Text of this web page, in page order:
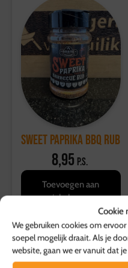
Cookie
We gebruiken cookies om
soepel mogelijk draait. Als je
website, gaan we er vanuit dat
Retourvoorwaarden:
Herroepingsrecht geldt
Voor overige producten
dagen, waarbij de
Voor meer informatie,
klantenservicepagina.
Sweet Paprika BBQ Rub
8,95 p.s.
Toevoegen aan
winkelwagen